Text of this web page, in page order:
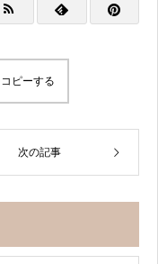
ピーする
次の記事